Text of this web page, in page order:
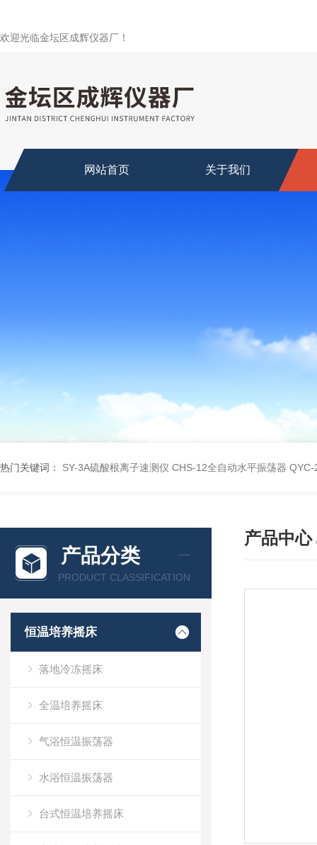
欢迎光临金坛区成辉仪器厂！
网站首页 关于我们
热门关键词： SY-3A硫酸根离子速测仪 CHS-12全自动水平振荡器 QYC-
产品分类
PRODUCT CLASSIFICATION
恒温培养摇床
落地冷冻摇床
全温培养摇床
气浴恒温振荡器
水浴恒温振荡器
台式恒温培养摇床
产品中心